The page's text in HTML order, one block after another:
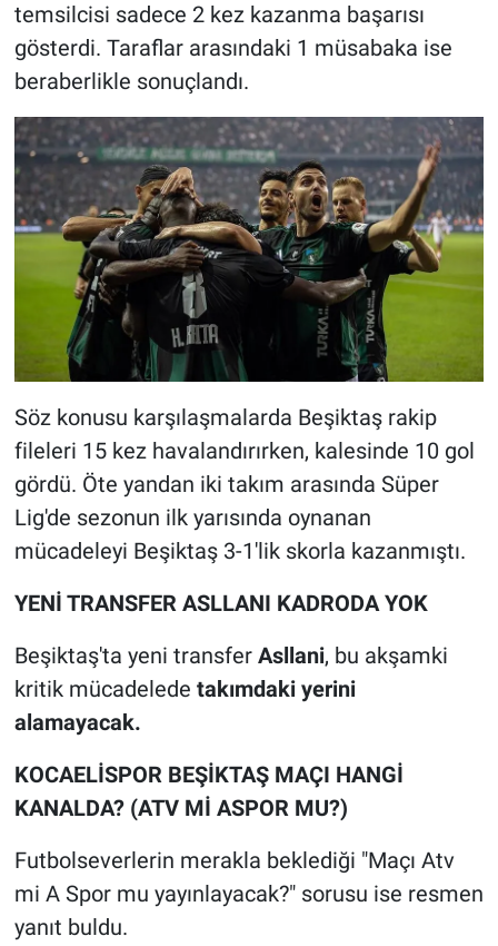
temsilcisi sadece 2 kez kazanma başarısı
gösterdi. Taraflar arasındaki 1 müsabaka ise
beraberlikle sonuçlandı.
Söz konusu karşılaşmalarda Beşiktaş rakip
fileleri 15 kez havalandırırken, kalesinde 10 gol
gördü. Öte yandan iki takım arasında Süper
Lig'de sezonun ilk yarısında oynanan
mücadeleyi Beşiktaş 3-1'lik skorla kazanmıştı.
YENİ TRANSFER ASLLANI KADRODA YOK
Beşiktaş'ta yeni transfer Asllani, bu akşamki
kritik mücadelede takımdaki yerini
alamayacak.
KOCAELİSPOR BEŞİKTAŞ MAÇI HANGİ
KANALDA? (ATV Mİ ASPOR MU?)
Futbolseverlerin merakla beklediği "Maçı Atv
mi A Spor mu yayınlayacak?" sorusu ise resmen
yanıt buldu.